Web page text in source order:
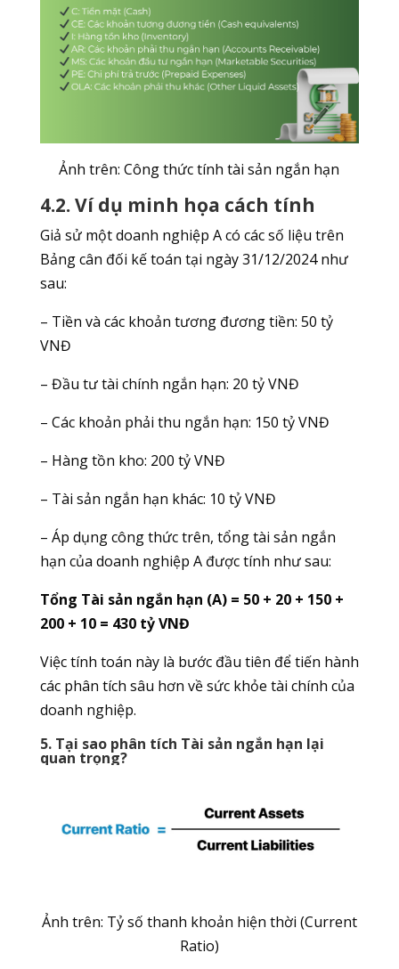
Ảnh trên: Công thức tính tài sản ngắn hạn
4.2. Ví dụ minh họa cách tính
Giả sử một doanh nghiệp A có các số liệu trên
Bảng cân đối kế toán tại ngày 31/12/2024 như
sau:
– Tiền và các khoản tương đương tiền: 50 tỷ
VNĐ
– Đầu tư tài chính ngắn hạn: 20 tỷ VNĐ
– Các khoản phải thu ngắn hạn: 150 tỷ VNĐ
– Hàng tồn kho: 200 tỷ VNĐ
– Tài sản ngắn hạn khác: 10 tỷ VNĐ
– Áp dụng công thức trên, tổng tài sản ngắn
hạn của doanh nghiệp A được tính như sau:
Tổng Tài sản ngắn hạn (A) = 50 + 20 + 150 +
200 + 10 = 430 tỷ VNĐ
Việc tính toán này là bước đầu tiên để tiến hành
các phân tích sâu hơn về sức khỏe tài chính của
doanh nghiệp.
5. Tại sao phân tích Tài sản ngắn hạn lại
quan trọng?
Ảnh trên: Tỷ số thanh khoản hiện thời (Current
Ratio)